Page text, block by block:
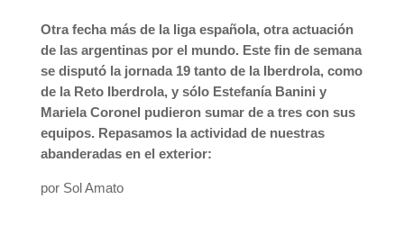
Otra fecha más de la liga española, otra actuación
de las argentinas por el mundo. Este fin de semana
se disputó la jornada 19 tanto de la Iberdrola, como
de la Reto Iberdrola, y sólo Estefanía Banini y
Mariela Coronel pudieron sumar de a tres con sus
equipos. Repasamos la actividad de nuestras
abanderadas en el exterior:
por Sol Amato